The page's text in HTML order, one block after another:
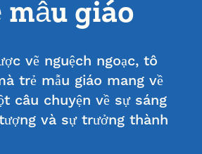
mẫu giáo
vẽ nguệch ngoạc, tô
trẻ mẫu giáo mang về
câu chuyện về sự sáng
và sự trưởng thành